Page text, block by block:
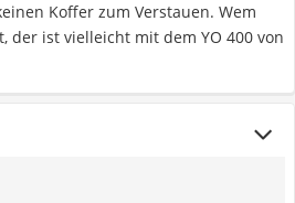
Koffer zum Verstauen. Wem
der ist vielleicht mit dem YO 400 von